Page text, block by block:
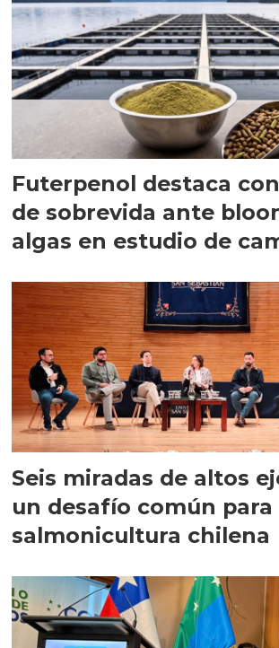
Futerpenol destaca con
de sobrevida ante
algas en estudio de
Seis miradas de altos
un desafío común para
salmonicultura chilena